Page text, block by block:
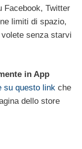
Facebook, Twitter
limiti di spazio,
senza starvi
in App
su questo link che
dello store